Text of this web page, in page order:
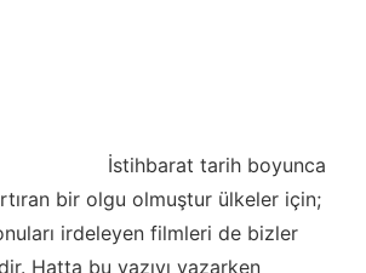
İstihbarat tarih boyunca
bir olgu olmuştur ülkeler için;
irdeleyen filmleri de bizler
Hatta bu yazıyı yazarken